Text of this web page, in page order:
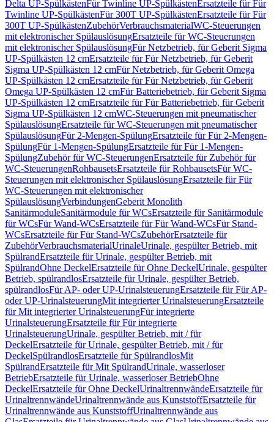
Delta UP-SpülkästenFür Twinline UP-SpülkästenErsatzteile für Für
Twinline UP-SpülkästenFür 300T UP-SpülkästenErsatzteile für Für
300T UP-SpülkästenZubehörVerbrauchsmaterialWC-Steuerungen
mit elektronischer SpülauslösungErsatzteile für WC-Steuerungen
mit elektronischer SpülauslösungFür Netzbetrieb, für Geberit Sigma
UP-Spülkästen 12 cmErsatzteile für Für Netzbetrieb, für Geberit
Sigma UP-Spülkästen 12 cmFür Netzbetrieb, für Geberit Omega
UP-Spülkästen 12 cmErsatzteile für Für Netzbetrieb, für Geberit
Omega UP-Spülkästen 12 cmFür Batteriebetrieb, für Geberit Sigma
UP-Spülkästen 12 cmErsatzteile für Für Batteriebetrieb, für Geberit
Sigma UP-Spülkästen 12 cmWC-Steuerungen mit pneumatischer
SpülauslösungErsatzteile für WC-Steuerungen mit pneumatischer
SpülauslösungFür 2-Mengen-SpülungErsatzteile für Für 2-Mengen-
SpülungFür 1-Mengen-SpülungErsatzteile für Für 1-Mengen-
SpülungZubehör für WC-SteuerungenErsatzteile für Zubehör für
WC-SteuerungenRohbausetsErsatzteile für RohbausetsFür WC-
Steuerungen mit elektronischer SpülauslösungErsatzteile für Für
WC-Steuerungen mit elektronischer
SpülauslösungVerbindungenGeberit Monolith
SanitärmoduleSanitärmodule für WCsErsatzteile für Sanitärmodule
für WCsFür Wand-WCsErsatzteile für Für Wand-WCsFür Stand-
WCsErsatzteile für Für Stand-WCsZubehörErsatzteile für
ZubehörVerbrauchsmaterialUrinaleUrinale, gespülter Betrieb, mit
SpülrandErsatzteile für Urinale, gespülter Betrieb, mit
SpülrandOhne DeckelErsatzteile für Ohne DeckelUrinale, gespülter
Betrieb, spülrandlosErsatzteile für Urinale, gespülter Betrieb,
spülrandlosFür AP- oder UP-UrinalsteuerungErsatzteile für Für AP-
oder UP-UrinalsteuerungMit integrierter UrinalsteuerungErsatzteile
für Mit integrierter UrinalsteuerungFür integrierte
UrinalsteuerungErsatzteile für Für integrierte
UrinalsteuerungUrinale, gespülter Betrieb, mit / für
DeckelErsatzteile für Urinale, gespülter Betrieb, mit / für
DeckelSpülrandlosErsatzteile für SpülrandlosMit
SpülrandErsatzteile für Mit SpülrandUrinale, wasserloser
BetriebErsatzteile für Urinale, wasserloser BetriebOhne
DeckelErsatzteile für Ohne DeckelUrinaltrennwändeErsatzteile für
UrinaltrennwändeUrinaltrennwände aus KunststoffErsatzteile für
Urinaltrennwände aus KunststoffUrinaltrennwände aus